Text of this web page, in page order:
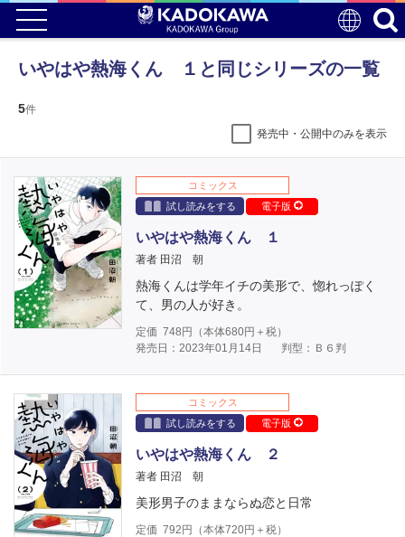
いやはや熱海くん １と同じシリーズの一覧
5件
発売中・公開中のみを表示
コミックス
試し読みをする
電子版
いやはや熱海くん １
著者 田沼 朝
熱海くんは学年イチの美形で、惚れっぽく
て、男の人が好き。
定価 748 円（本体680円＋税）
発売日：2023年01月14日
判型：Ｂ６判
コミックス
試し読みをする
電子版
いやはや熱海くん ２
著者 田沼 朝
美形男子のままならぬ恋と日常
定価 792 円（本体720円＋税）